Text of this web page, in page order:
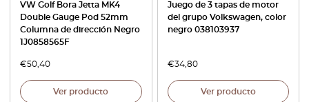
VW Golf Bora Jetta MK4
Double Gauge Pod 52mm
Columna de dirección Negro
1J0858565F
€50,40
Ver producto
Juego de 3 tapas de motor
del grupo Volkswagen, color
negro 038103937
€34,80
Ver producto